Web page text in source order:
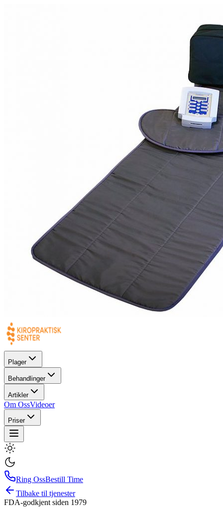
Plager
Behandlinger
Artikler
Om OssVideoer
Priser
Ring OssBestill Time
Tilbake til tjenester
FDA-godkjent siden 1979